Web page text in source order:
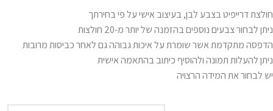
חולצת דרייפיט בצבע לבן, בעיצוב אישי על פי בחירתך
ניתן לבחור צבעים נוספים בהזמנה של יותר מ-20 חולצות
הדפסה מתקדמת אשר שומרת על איכות גבוהה גם לאחר כביסות מרובות
ניתן להעלות תמונה ולהוסיף כיתוב בהתאמה אישית
יש לבחור את המידה הרצויה